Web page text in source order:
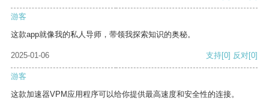
游客
这款app就像我的私人导师，带领我探索知识的奥秘。
2025-01-06 支持[0] 反对[0]
游客
这款加速器VPM应用程序可以给你提供最高速度和安全性的连接。